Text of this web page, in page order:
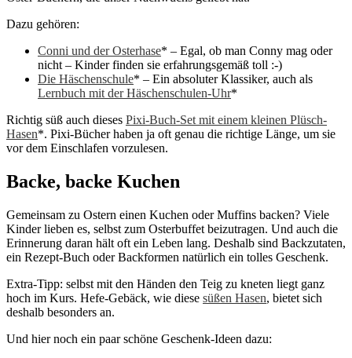
Dazu gehören:
Conni und der Osterhase* – Egal, ob man Conny mag oder
nicht – Kinder finden sie erfahrungsgemäß toll :-)
Die Häschenschule* – Ein absoluter Klassiker, auch als
Lernbuch mit der Häschenschulen-Uhr*
Richtig süß auch dieses Pixi-Buch-Set mit einem kleinen Plüsch-
Hasen*. Pixi-Bücher haben ja oft genau die richtige Länge, um sie
vor dem Einschlafen vorzulesen.
Backe, backe Kuchen
Gemeinsam zu Ostern einen Kuchen oder Muffins backen? Viele
Kinder lieben es, selbst zum Osterbuffet beizutragen. Und auch die
Erinnerung daran hält oft ein Leben lang. Deshalb sind Backzutaten,
ein Rezept-Buch oder Backformen natürlich ein tolles Geschenk.
Extra-Tipp: selbst mit den Händen den Teig zu kneten liegt ganz
hoch im Kurs. Hefe-Gebäck, wie diese süßen Hasen, bietet sich
deshalb besonders an.
Und hier noch ein paar schöne Geschenk-Ideen dazu: